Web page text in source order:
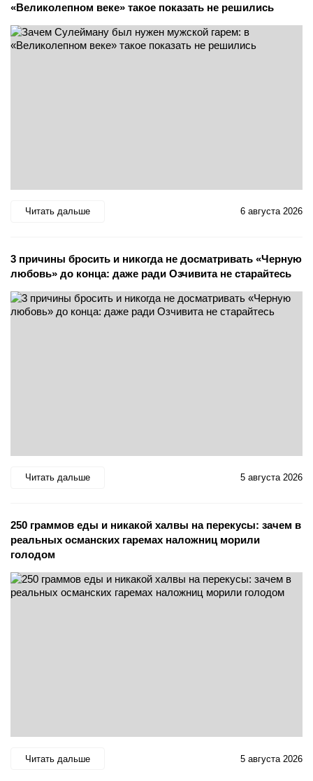
«Великолепном веке» такое показать не решились
Читать дальше 6 августа 2026
3 причины бросить и никогда не досматривать «Черную
любовь» до конца: даже ради Озчивита не старайтесь
Читать дальше 5 августа 2026
250 граммов еды и никакой халвы на перекусы: зачем в
реальных османских гаремах наложниц морили
голодом
Читать дальше 5 августа 2026